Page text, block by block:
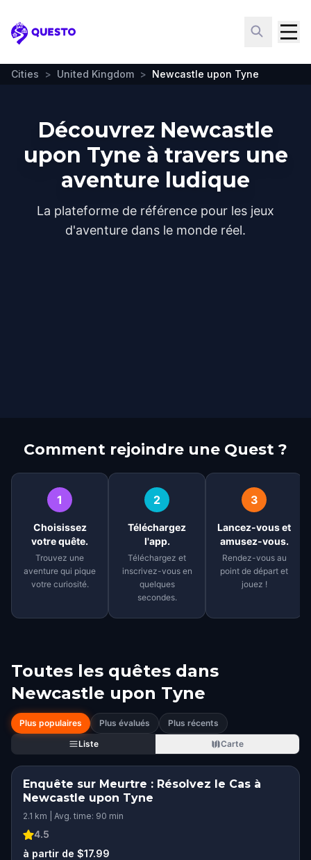
Questo
Cities > United Kingdom > Newcastle upon Tyne
Découvrez Newcastle
upon Tyne à travers une
aventure ludique
La plateforme de référence pour les jeux
d'aventure dans le monde réel.
Comment rejoindre une Quest ?
1
Choisissez
votre quête.
Trouvez une
aventure qui pique
votre curiosité.
2
Téléchargez
l'app.
Téléchargez et
inscrivez-vous en
quelques
secondes.
3
Lancez-vous et
amusez-vous.
Rendez-vous au
point de départ et
jouez !
Toutes les quêtes dans
Newcastle upon Tyne
Plus populaires Plus évalués
Plus récents
Liste
Carte
Enquête sur Meurtre : Résolvez le Cas à
Newcastle upon Tyne
2.1 km | Avg. time: 90 min
4.5
à partir de $17.99